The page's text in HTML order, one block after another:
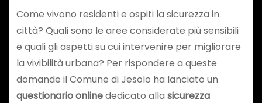
Come vivono residenti e ospiti la sicurezza in
città? Quali sono le aree considerate più sensibili
e quali gli aspetti su cui intervenire per migliorare
la vivibilità urbana? Per rispondere a queste
domande il Comune di Jesolo ha lanciato un
questionario onlinededicato alla sicurezza